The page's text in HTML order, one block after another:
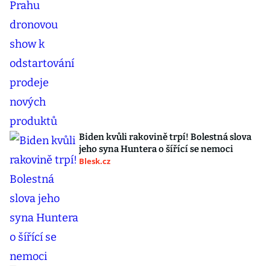
Biden kvůli rakovině trpí! Bolestná slova
jeho syna Huntera o šířící se nemoci
Blesk.cz